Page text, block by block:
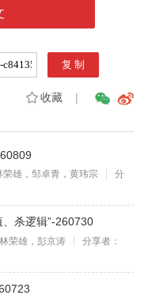
收藏|
荣雄，邹卓青，黄玮宗
分
杀逻辑”-260730
荣雄，彭京涛
分享者：